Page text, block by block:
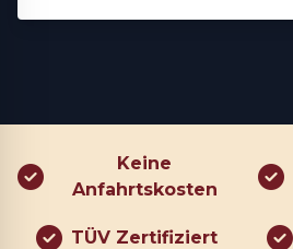
Keine
Anfahrtskosten
TÜV Zertifiziert